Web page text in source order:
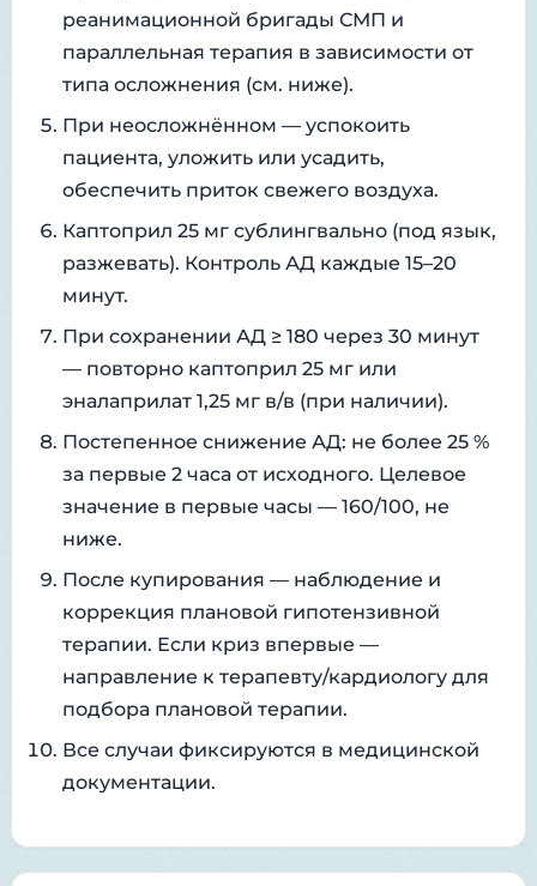
реанимационной бригады СМП и
параллельная терапия в зависимости от
типа осложнения (см. ниже).
При неосложнённом — успокоить
пациента, уложить или усадить,
обеспечить приток свежего воздуха.
Каптоприл 25 мг сублингвально (под язык,
разжевать). Контроль АД каждые 15–20
минут.
При сохранении АД ≥ 180 через 30 минут
— повторно каптоприл 25 мг или
эналаприлат 1,25 мг в/в (при наличии).
Постепенное снижение АД: не более 25 %
за первые 2 часа от исходного. Целевое
значение в первые часы — 160/100, не
ниже.
После купирования — наблюдение и
коррекция плановой гипотензивной
терапии. Если криз впервые —
направление к терапевту/кардиологу для
подбора плановой терапии.
Все случаи фиксируются в медицинской
документации.